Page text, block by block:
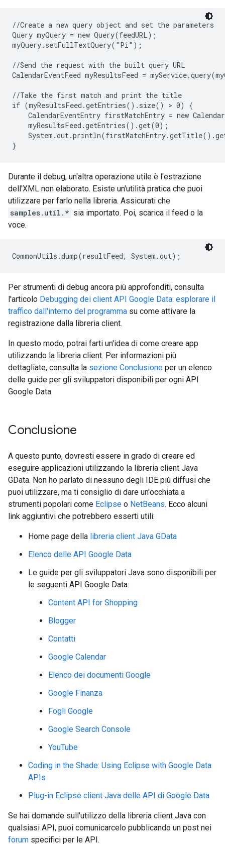
//Create a new query object and set the parameters
Query myQuery = new Query(feedURL);
myQuery.setFullTextQuery("Pi");
//Send the request with the built query URL
CalendarEventFeed myResultsFeed =
//Take the first match and print the title
if (myResultsFeed.getEntries().size() > 0) {
CalendarEventEntry firstMatchEntry = new
    myResultsFeed.getEntries().get(0);
}
Durante il debug, un'altra operazione utile è l'estrazione
dell'XML non elaborato. Esiste un'utilità pratica che puoi
utilizzare per farlo nella libreria. Assicurati che
samples.util.* sia importato. Poi, scarica il feed o la
voce.
CommonUtils.dump(resultFeed, System.out);
Per strumenti di debug ancora più approfonditi, consulta
l'articolo Debugging dei client API Google Data: esplorare il
traffico dall'interno del programma su come attivare la
registrazione dalla libreria client.
In questo modo, potrai farti un'idea di come creare app
utilizzando la libreria client. Per informazioni più
dettagliate, consulta la sezione Conclusione per un elenco
delle guide per gli sviluppatori disponibili per ogni API
Google Data.
Conclusione
A questo punto, dovresti essere in grado di creare ed
eseguire applicazioni utilizzando la libreria client Java
GData. Non ho parlato di nessuno degli IDE più diffusi che
puoi utilizzare, ma ti consiglio di dare un'occhiata a
strumenti popolari come Eclipse o NetBeans. Ecco alcuni
link aggiuntivi che potrebbero esserti utili:
Home page della libreria client Java GData
Elenco delle API Google Data
Le guide per gli sviluppatori Java sono disponibili per
le seguenti API Google Data:
Content API for Shopping
Blogger
Contatti
Google Calendar
Elenco dei documenti Google
Google Finanza
Fogli Google
Google Search Console
YouTube
Coding in the Shade: Using Eclipse with Google Data
APIs
Plug-in Eclipse client Java delle API di Google Data
Se hai domande sull'utilizzo della libreria client Java con
qualsiasi API, puoi comunicarcelo pubblicando un post nei
forum specifici per le API.